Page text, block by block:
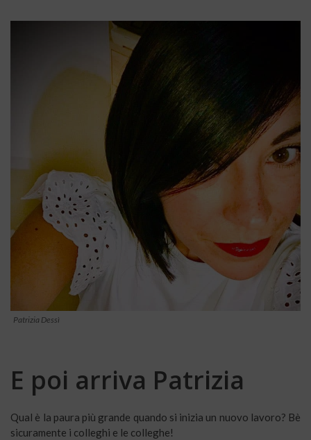
Patrizia Dessì
E poi arriva Patrizia
Qual è la paura più grande quando si inizia un nuovo lavoro? Bè
sicuramente i colleghi e le colleghe!